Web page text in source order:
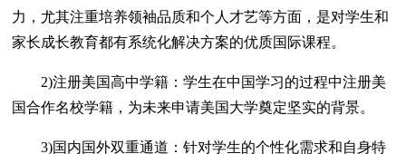
力，尤其注重培养领袖品质和个人才艺等方面，是对学生和
家长成长教育都有系统化解决方案的优质国际课程。
2)注册美国高中学籍：学生在中国学习的过程中注册美
国合作名校学籍，为未来申请美国大学奠定坚实的背景。
3)国内国外双重通道：针对学生的个性化需求和自身特